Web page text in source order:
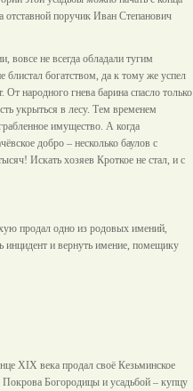
отставной поручик Иван Степанович
вовсе не всегда обладали тугим
богатством, да к тому же успел
народного гнева барина спасло только
укрыться в лесу. Тем временем
имущество. А когда
добро – несколько баулов с
Искать хозяев Кроткое не стал, и с
продал одно из родовых имений,
инцидент и вернуть имение, помещику
XIX века продал своё Кезьминское
Богородицы и усадьбой – купцу